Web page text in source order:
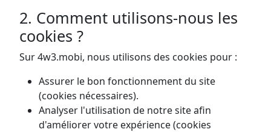
2. Comment utilisons-nous les
cookies ?
Sur 4w3.mobi, nous utilisons des cookies pour :
Assurer le bon fonctionnement du site
(cookies nécessaires).
Analyser l'utilisation de notre site afin
d'améliorer votre expérience (cookies